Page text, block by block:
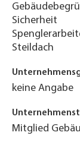
Sicherheit
Steildach
keine Angabe
Mitglied